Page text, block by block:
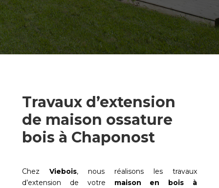
Travaux d’extension
de maison ossature
bois à Chaponost
Chez Viebois, nous réalisons les travaux
d’extension de votre maison en bois à